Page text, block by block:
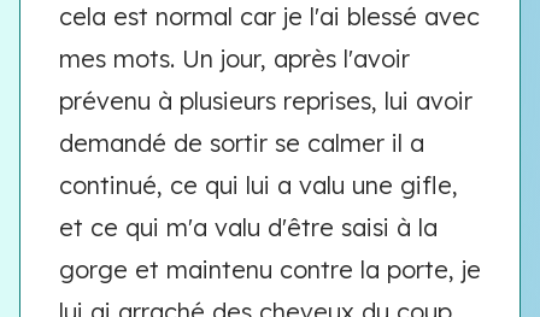
cela est normal car je l'ai blessé avec
mes mots. Un jour, après l'avoir
prévenu à plusieurs reprises, lui avoir
demandé de sortir se calmer il a
continué, ce qui lui a valu une gifle,
et ce qui m'a valu d'être saisi à la
gorge et maintenu contre la porte, je